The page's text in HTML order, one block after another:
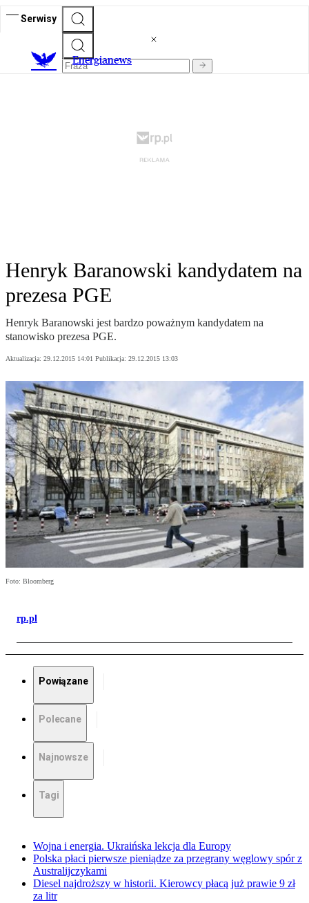
Serwisy
Energianews
Henryk Baranowski kandydatem na
prezesa PGE
Henryk Baranowski jest bardzo poważnym kandydatem na
stanowisko prezesa PGE.
Aktualizacja: 29.12.2015 14:01 Publikacja: 29.12.2015 13:03
Foto: Bloomberg
rp.pl
Powiązane
Polecane
Najnowsze
Tagi
Wojna i energia. Ukraińska lekcja dla Europy
Polska płaci pierwsze pieniądze za przegrany węglowy spór z
Australijczykami
Diesel najdroższy w historii. Kierowcy płacą już prawie 9 zł
za litr